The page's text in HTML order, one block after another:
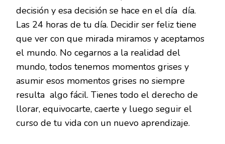
decisión y esa decisión se hace en el día día.
Las 24 horas de tu día. Decidir ser feliz tiene
que ver con que mirada miramos y aceptamos
el mundo. No cegarnos a la realidad del
mundo, todos tenemos momentos grises y
asumir esos momentos grises no siempre
resulta algo fácil. Tienes todo el derecho de
llorar, equivocarte, caerte y luego seguir el
curso de tu vida con un nuevo aprendizaje.